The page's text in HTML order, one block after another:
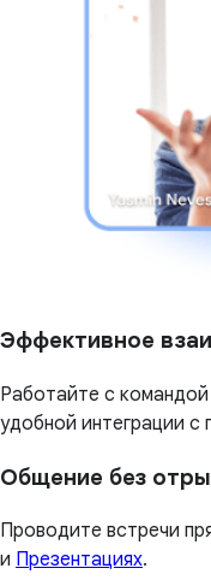
Эффективное
Работайте с
удобной интеграции с
Общение без
Проводите встречи
и Презентациях.